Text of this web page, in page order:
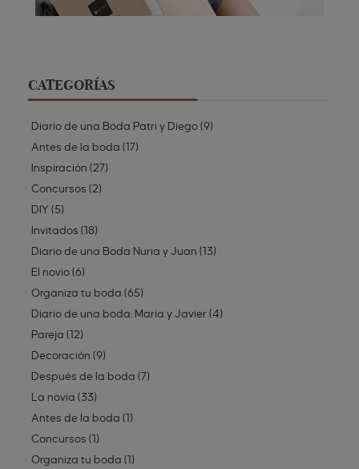
CATEGORÍAS
Diario de una Boda Patri y Diego(9)
Antes de la boda (17)
Inspiración (27)
Concursos (2)
DIY (5)
Invitados (18)
Diario de una Boda Nuria y Juan (13)
El novio(6)
Organiza tu boda (65)
Diario de una boda: María y Javier(4)
Pareja (12)
Decoración (9)
Después de la boda (7)
La novia (33)
Antes de la boda (1)
Concursos (1)
Organiza tu boda (1)